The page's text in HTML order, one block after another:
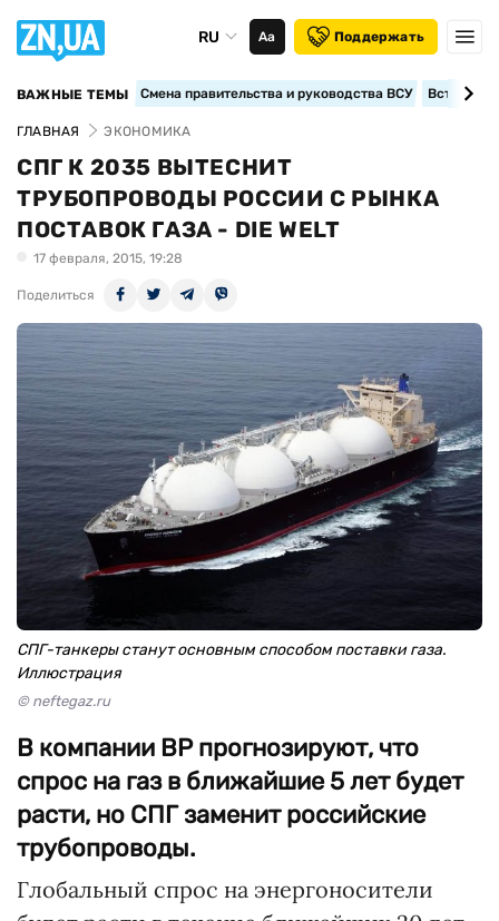
RU Аа Поддержать
ВАЖНЫЕ ТЕМЫ Смена правительства и руководства ВСУ
ГЛАВНАЯ ЭКОНОМИКА
СПГ К 2035 ВЫТЕСНИТ
ТРУБОПРОВОДЫ РОССИИ С РЫНКА
ПОСТАВОК ГАЗА - DIE WELT
17 февраля, 2015, 19:28
Поделиться
СПГ-танкеры станут основным способом поставки газа.
Иллюстрация
© neftegaz.ru
В компании BP прогнозируют, что
спрос на газ в ближайшие 5 лет будет
расти, но СПГ заменит российские
трубопроводы.
Глобальный спрос на энергоносители